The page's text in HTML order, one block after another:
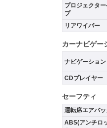
プロジェクタ
プ
リアワイパー
カーナビゲー
ナビゲーション
CDプレイヤー
セーフティ
運転席エアバ
ABS(アンチロ